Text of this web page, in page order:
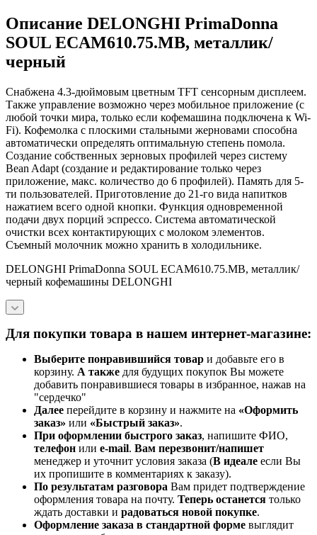
Описание DELONGHI PrimaDonna
SOUL ECAM610.75.MB, металлик/
черный
Снабжена 4.3-дюймовым цветным TFT сенсорным дисплеем.
Также управление возможно через мобильное приложение (с
любой точки мира, только если кофемашина подключена к Wi-
Fi). Кофемолка с плоскими стальными жерновами способна
автоматически определять оптимальную степень помола.
Создание собственных зерновых профилей через систему
Bean Adapt (создание и редактирование только через
приложение, макс. количество до 6 профилей). Память для 5-
ти пользователей. Приготовление до 21-го вида напитков
нажатием всего одной кнопки. Функция одновременной
подачи двух порций эспрессо. Система автоматической
очистки всех контактирующих с молоком элементов.
Съемный молочник можно хранить в холодильнике.
DELONGHI PrimaDonna SOUL ECAM610.75.MB, металлик/
черный кофемашины DELONGHI
Для покупки товара в нашем интернет-магазине:
Выберите понравившийся товар и добавьте его в
корзину. А также для будущих покупок Вы можете
добавить понравившиеся товары в избранное, нажав на
"сердечко"
Далее перейдите в корзину и нажмите на «Оформить
заказ» или «Быстрый заказ».
При оформлении быстрого заказ, напишите ФИО,
телефон или e-mail. Вам перезвонит/напишет
менеджер и уточнит условия заказа (В идеале если Вы
их пропишите в комментариях к заказу).
По результатам разговора Вам придет подтверждение
оформления товара на почту. Теперь останется только
ждать доставки и радоваться новой покупке.
Оформление заказа в стандартной форме выглядит